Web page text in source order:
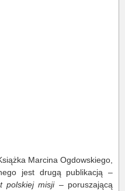
Marcina Ogdowskiego,
jest drugą publikacją –
polskiej misji– poruszającą